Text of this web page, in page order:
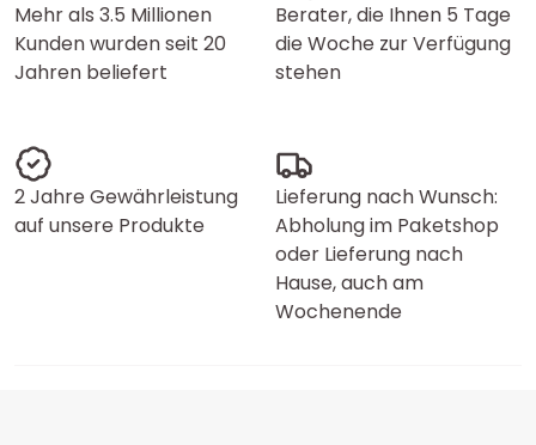
Mehr als 3.5 Millionen
Kunden wurden seit 20
Jahren beliefert
Berater, die Ihnen 5 Tage
die Woche zur Verfügung
stehen
2 Jahre Gewährleistung
auf unsere Produkte
Lieferung nach Wunsch:
Abholung im Paketshop
oder Lieferung nach
Hause, auch am
Wochenende